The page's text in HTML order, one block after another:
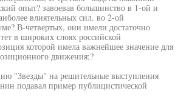
опыт? завоевав большинство в 1-ой и
влиятельных сил. во 2-ой
В-четвертых, они имели достаточно
в широких слоях российской
которой имела важнейшее значение для
движения;?
"Звезды" на решительные выступления
подавал пример публицистической